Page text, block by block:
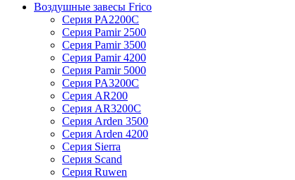
Воздушные завесы Frico
Серия PA2200C
Серия Pamir 2500
Серия Pamir 3500
Серия Pamir 4200
Серия Pamir 5000
Серия PA3200C
Серия AR200
Серия AR3200C
Серия Arden 3500
Серия Arden 4200
Серия Sierra
Серия Scand
Серия Ruwen